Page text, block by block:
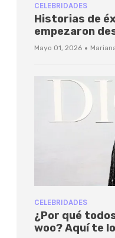
CELEBRIDADES
Historias de
empezaron
Mayo 01, 2026 ·
CELEBRIDADES
¿Por qué
woo? Aquí te